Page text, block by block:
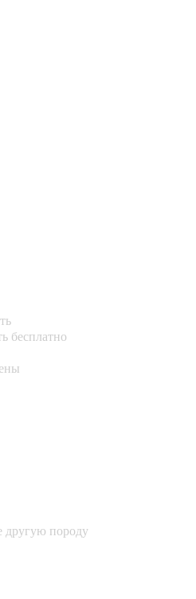
бесплатно
другую породу